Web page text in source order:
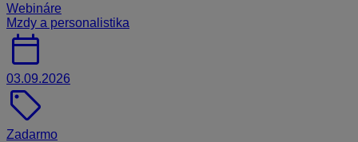
Webináre
Mzdy a personalistika
calendar_today
03.09.2026
sell
Zadarmo